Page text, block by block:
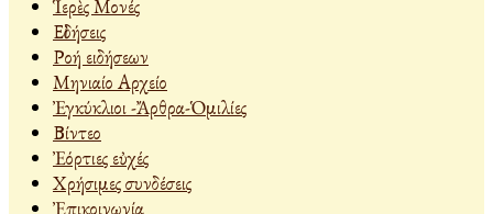
Ἱερὲς Μονές
Εἰδήσεις
Ροή ειδήσεων
Μηνιαίο Αρχείο
Ἐγκύκλιοι -Ἄρθρα-Ὁμιλίες
Βίντεο
Ἐόρτιες εὐχές
Χρήσιμες συνδέσεις
Ἐπικοινωνία